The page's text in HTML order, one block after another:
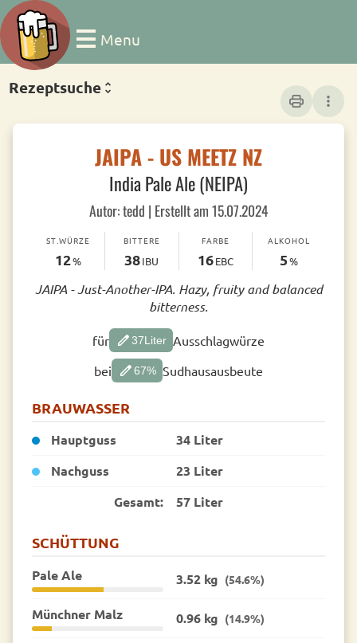
Menu
Rezeptsuche
print more_vert
JAIPA - US MEETZ NZ
India Pale Ale (NEIPA)
Autor: tedd | Erstellt am 15.07.2024
ST.WÜRZE
12%
BITTERE
38IBU
FARBE
16EBC
ALKOHOL
5%
JAIPA - Just-Another-IPA. Hazy, fruity and balanced
bitterness.
für edit37Liter Ausschlagwürze
bei edit67% Sudhausausbeute
BRAUWASSER
Hauptguss
34 Liter
Nachguss
23 Liter
Gesamt:
57 Liter
SCHÜTTUNG
Pale Ale 3.52 kg (54.6%)
Münchner Malz 0.96 kg (14.9%)